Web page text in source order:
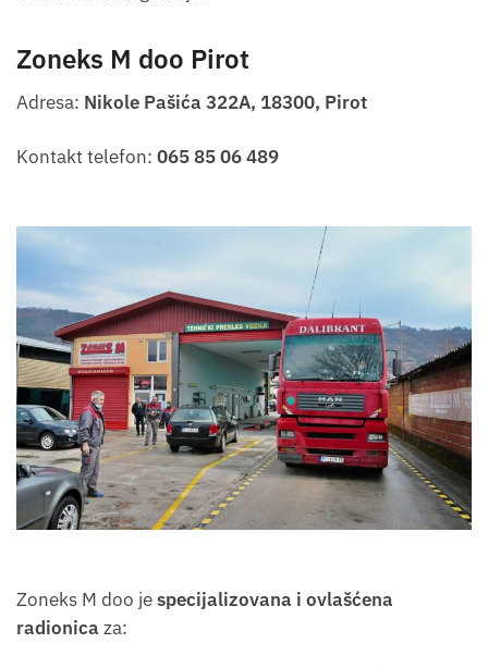
Zoneks M doo Pirot
Adresa: Nikole Pašića 322A, 18300, Pirot
Kontakt telefon: 065 85 06 489
Zoneks M doo jespecijalizovana i ovlašćena
radionica za: